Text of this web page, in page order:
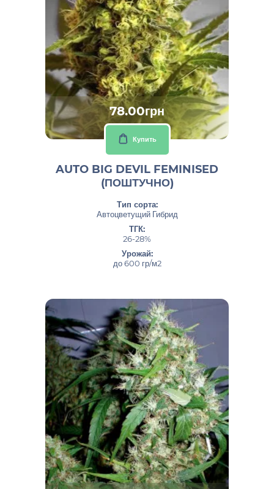
78.00грн
Купить
AUTO BIG DEVIL FEMINISED
(ПОШТУЧНО)
Тип сорта:
Автоцветущий Гибрид
ТГК:
26-28%
Урожай:
до 600 гр/м2